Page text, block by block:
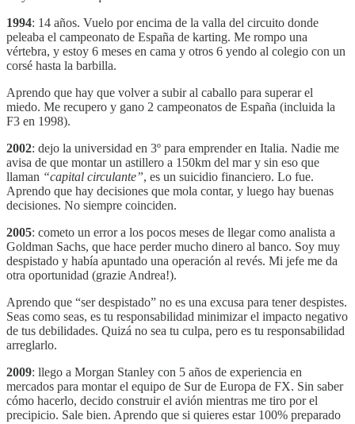
1994: 14 años. Vuelo por encima de la valla del circuito donde
peleaba el campeonato de España de karting. Me rompo una
vértebra, y estoy 6 meses en cama y otros 6 yendo al colegio con un
corsé hasta la barbilla.
Aprendo que hay que volver a subir al caballo para superar el
miedo. Me recupero y gano 2 campeonatos de España (incluida la
F3 en 1998).
2002: dejo la universidad en 3º para emprender en Italia. Nadie me
avisa de que montar un astillero a 150km del mar y sin eso que
llaman “capital circulante”, es un suicidio financiero. Lo fue.
Aprendo que hay decisiones que mola contar, y luego hay buenas
decisiones. No siempre coinciden.
2005: cometo un error a los pocos meses de llegar como analista a
Goldman Sachs, que hace perder mucho dinero al banco. Soy muy
despistado y había apuntado una operación al revés. Mi jefe me da
otra oportunidad (grazie Andrea!).
Aprendo que “ser despistado” no es una excusa para tener despistes.
Seas como seas, es tu responsabilidad minimizar el impacto negativo
de tus debilidades. Quizá no sea tu culpa, pero es tu responsabilidad
arreglarlo.
2009: llego a Morgan Stanley con 5 años de experiencia en
mercados para montar el equipo de Sur de Europa de FX. Sin saber
cómo hacerlo, decido construir el avión mientras me tiro por el
precipicio. Sale bien. Aprendo que si quieres estar 100% preparado